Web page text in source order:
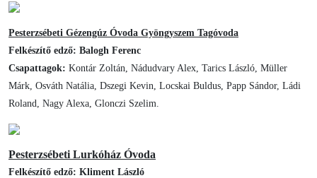
Pesterzsébeti Gézengúz Óvoda Gyöngyszem Tagóvoda
Felkészítő edző: Balogh Ferenc
Csapattagok: Kontár Zoltán, Nádudvary Alex, Tarics László, Müller
Márk, Osváth Natália, Dszegi Kevin, Locskai Buldus, Papp Sándor, Ládi
Roland, Nagy Alexa, Glonczi Szelim.
Pesterzsébeti Lurkóház Óvoda
Felkészítő edző: Kliment László